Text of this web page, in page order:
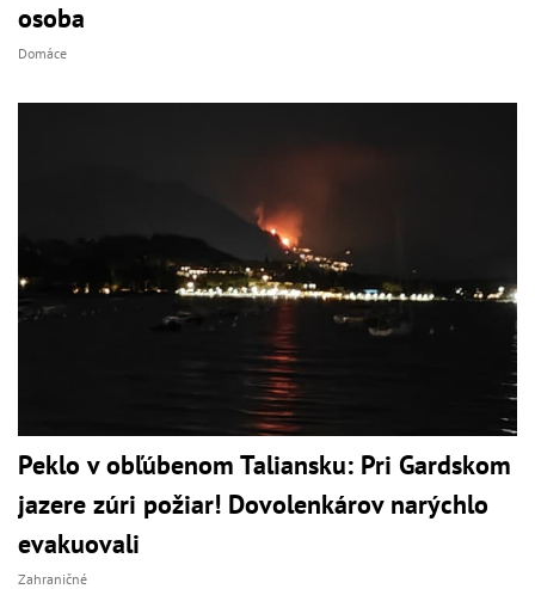
osoba
Domáce
Peklo v obľúbenom Taliansku: Pri Gardskom
jazere zúri požiar! Dovolenkárov narýchlo
evakuovali
Zahraničné